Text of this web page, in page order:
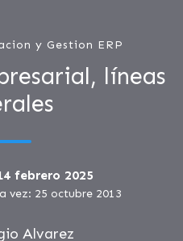
y Gestion ERP
líneas
febrero 2025
vez: 25 octubre 2013
Alvarez